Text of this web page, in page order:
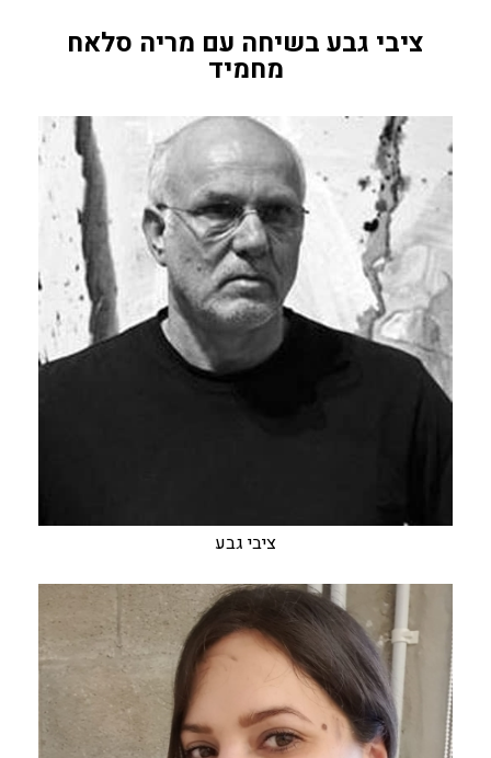
ציבי גבע בשיחה עם מריה סלאח
מחמיד
ציבי גבע